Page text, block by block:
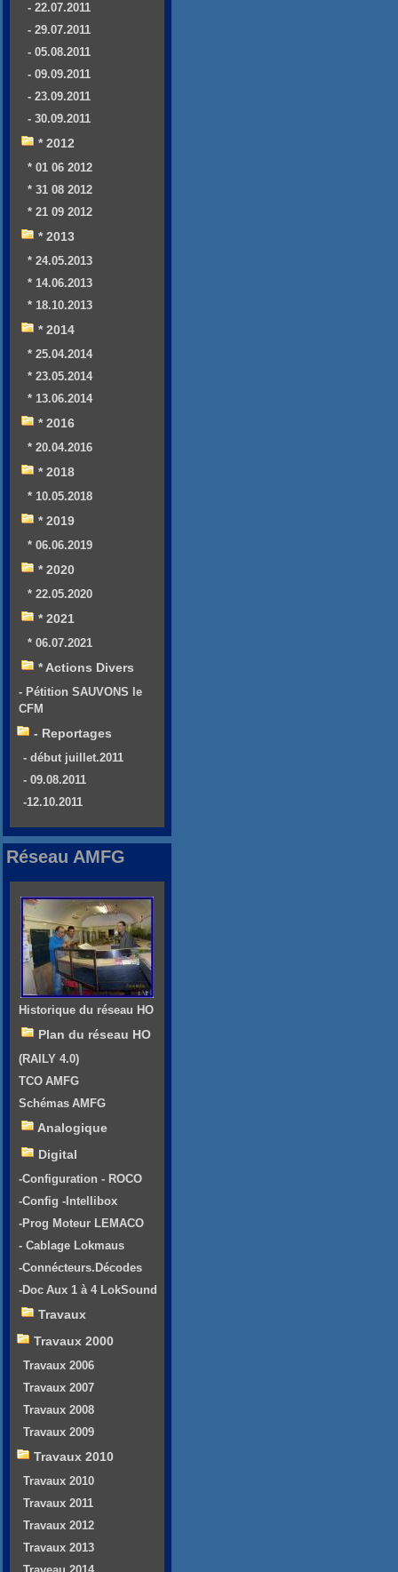
- 22.07.2011
- 29.07.2011
- 05.08.2011
- 09.09.2011
- 23.09.2011
- 30.09.2011
* 2012
* 01 06 2012
* 31 08 2012
* 21 09 2012
* 2013
* 24.05.2013
* 14.06.2013
* 18.10.2013
* 2014
* 25.04.2014
* 23.05.2014
* 13.06.2014
* 2016
* 20.04.2016
* 2018
* 10.05.2018
* 2019
* 06.06.2019
* 2020
* 22.05.2020
* 2021
* 06.07.2021
* Actions Divers
- Pétition SAUVONS le
CFM
- Reportages
- début juillet.2011
- 09.08.2011
-12.10.2011
Réseau AMFG
Historique du réseau HO
Plan du réseau HO
(RAILY 4.0)
TCO AMFG
Schémas AMFG
Analogique
Digital
-Configuration - ROCO
-Config -Intellibox
-Prog Moteur LEMACO
- Cablage Lokmaus
-Connécteurs.Décodes
-Doc Aux 1 à 4 LokSound
Travaux
Travaux 2000
Travaux 2006
Travaux 2007
Travaux 2008
Travaux 2009
Travaux 2010
Travaux 2010
Travaux 2011
Travaux 2012
Travaux 2013